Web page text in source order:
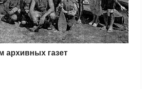
архивных газет